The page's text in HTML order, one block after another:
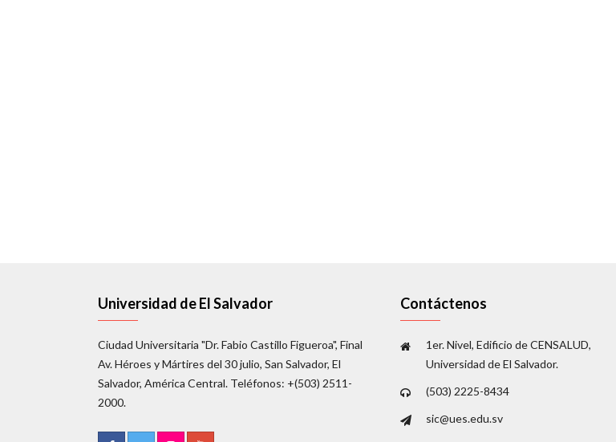
Universidad de El Salvador
Ciudad Universitaria "Dr. Fabio Castillo Figueroa", Final
Av. Héroes y Mártires del 30 julio, San Salvador, El
Salvador, América Central. Teléfonos: +(503) 2511-
2000.
Contáctenos
1er. Nivel, Edificio de CENSALUD,
Universidad de El Salvador.
(503) 2225-8434
sic@ues.edu.sv